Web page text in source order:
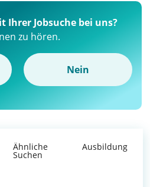
Ihrer Jobsuche bei uns?
zu hören.
Nein
Ähnliche
Suchen
Ausbildung